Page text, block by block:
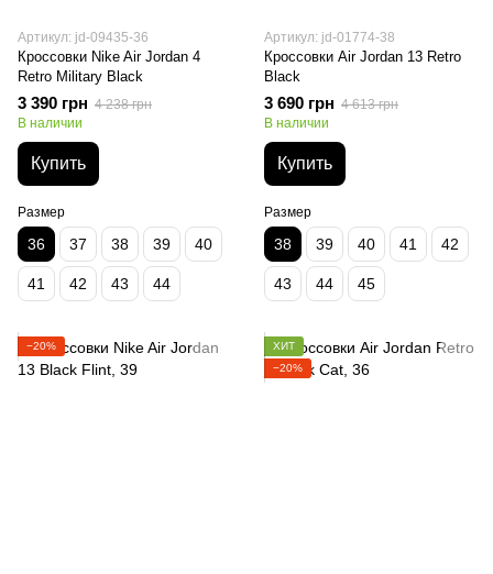
Артикул: jd-09435-36
Кроссовки Nike Air Jordan 4
Retro Military Black
3 390 грн 4 238 грн
В наличии
Купить
Размер
36 37 38 39 40
41 42 43 44
Артикул: jd-01774-38
Кроссовки Air Jordan 13 Retro
Black
3 690 грн 4 613 грн
В наличии
Купить
Размер
38 39 40 41 42
43 44 45
−20%
ХИТ
−20%